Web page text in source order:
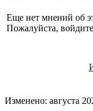
Еще нет мнений об
Пожалуйста,
Изменено: августа